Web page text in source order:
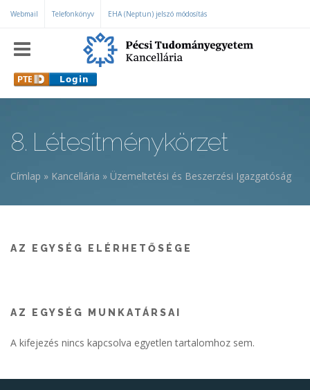
Ugrás a tartalomra
Webmail Telefonkönyv EHA (Neptun) jelszó módosítás
8. Létesítménykörzet
Címlap » Kancellária » Üzemeltetési és Beszerzési Igazgatóság
AZ EGYSÉG ELÉRHETŐSÉGE
AZ EGYSÉG MUNKATÁRSAI
A kifejezés nincs kapcsolva egyetlen tartalomhoz sem.